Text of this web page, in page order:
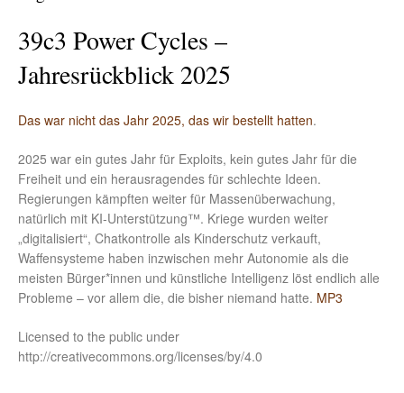
39c3 Power Cycles –
Jahresrückblick 2025
Das war nicht das Jahr 2025, das wir bestellt hatten.
2025 war ein gutes Jahr für Exploits, kein gutes Jahr für die
Freiheit und ein herausragendes für schlechte Ideen.
Regierungen kämpften weiter für Massenüberwachung,
natürlich mit KI-Unterstützung™. Kriege wurden weiter
„digitalisiert“, Chatkontrolle als Kinderschutz verkauft,
Waffensysteme haben inzwischen mehr Autonomie als die
meisten Bürger*innen und künstliche Intelligenz löst endlich alle
Probleme – vor allem die, die bisher niemand hatte. MP3
Licensed to the public under
http://creativecommons.org/licenses/by/4.0